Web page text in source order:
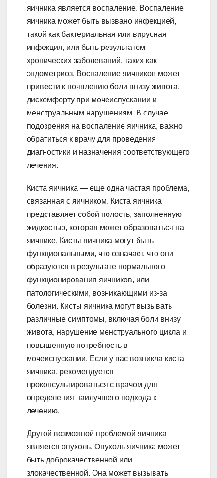
яичника является воспаление. Воспаление
яичника может быть вызвано инфекцией,
такой как бактериальная или вирусная
инфекция, или быть результатом
хронических заболеваний, таких как
эндометриоз. Воспаление яичников может
привести к появлению боли внизу живота,
дискомфорту при мочеиспускании и
менструальным нарушениям. В случае
подозрения на воспаление яичника, важно
обратиться к врачу для проведения
диагностики и назначения соответствующего
лечения.
Киста яичника — еще одна частая проблема,
связанная с яичником. Киста яичника
представляет собой полость, заполненную
жидкостью, которая может образоваться на
яичнике. Кисты яичника могут быть
функциональными, что означает, что они
образуются в результате нормального
функционирования яичников, или
патологическими, возникающими из-за
болезни. Кисты яичника могут вызывать
различные симптомы, включая боли внизу
живота, нарушение менструального цикла и
повышенную потребность в
мочеиспускании. Если у вас возникла киста
яичника, рекомендуется
проконсультироваться с врачом для
определения наилучшего подхода к
лечению.
Другой возможной проблемой яичника
является опухоль. Опухоль яичника может
быть доброкачественной или
злокачественной. Она может вызывать